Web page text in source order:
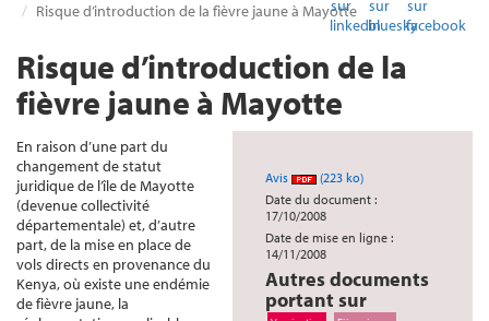
Risque d’introduction de la fièvre jaune à Mayotte
Risque d’introduction de la
fièvre jaune à Mayotte
Avis
(223 ko)
Date du document :
17/10/2008
Date de mise en ligne :
14/11/2008
Autres documents
portant sur
En raison d’une part du
changement de statut
juridique de l’île de Mayotte
(devenue collectivité
départementale) et, d’autre
part, de la mise en place de
vols directs en provenance du
Kenya, où existe une endémie
de fièvre jaune, la